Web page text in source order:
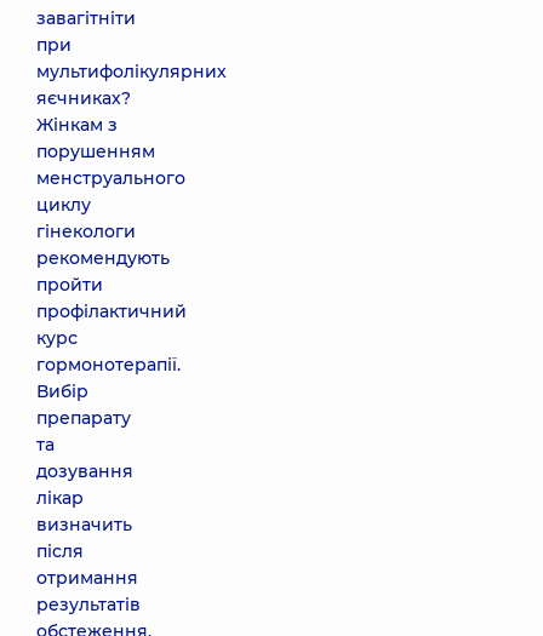
завагітніти
при
мультифолікулярних
яєчниках?
Жінкам з
порушенням
менструального
циклу
гінекологи
рекомендують
пройти
профілактичний
курс
гормонотерапії.
Вибір
препарату
та
дозування
лікар
визначить
після
отримання
результатів
обстеження.